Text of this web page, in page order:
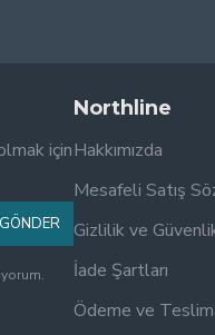
için
GÖNDER
Northline
Hakkımızda
Mesafeli Satış
Gizlilik ve
İade Şartları
Ödeme ve